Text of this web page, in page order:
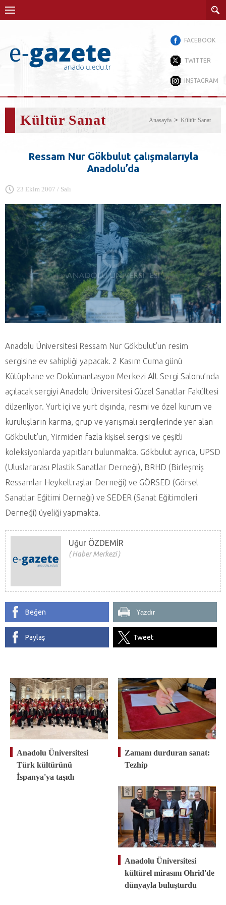
FACEBOOK
TWITTER
INSTAGRAM
Kültür Sanat Anasayfa Kültür Sanat
Ressam Nur Gökbulut çalışmalarıyla
Anadolu’da
23 Ekim 2007 / Salı
Anadolu Üniversitesi Ressam Nur Gökbulut’un resim
sergisine ev sahipliği yapacak. 2 Kasım Cuma günü
Kütüphane ve Dokümantasyon Merkezi Alt Sergi Salonu’nda
açılacak sergiyi Anadolu Üniversitesi Güzel Sanatlar Fakültesi
düzenliyor. Yurt içi ve yurt dışında, resmi ve özel kurum ve
kuruluşların karma, grup ve yarışmalı sergilerinde yer alan
Gökbulut’un, Yirmiden fazla kişisel sergisi ve çeşitli
koleksiyonlarda yapıtları bulunmakta. Gökbulut ayrıca, UPSD
(Uluslararası Plastik Sanatlar Derneği), BRHD (Birleşmiş
Ressamlar Heykeltraşlar Derneği) ve GÖRSED (Görsel
Sanatlar Eğitimi Derneği) ve SEDER (Sanat Eğitimcileri
Derneği) üyeliği yapmakta.
Uğur ÖZDEMİR
Haber Merkezi
Beğen Yazdır
Paylaş Tweet
Anadolu Üniversitesi
Türk kültürünü
İspanya'ya taşıdı
Zamanı durduran sanat:
Tezhip
Anadolu Üniversitesi
kültürel mirasını Ohrid'de
dünyayla buluşturdu